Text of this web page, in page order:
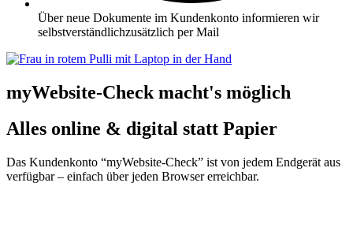
Über neue Dokumente im Kundenkonto informieren wir
selbstverständlichzusätzlich per Mail
myWebsite-Check macht's möglich
Alles online & digital statt Papier
Das Kundenkonto “myWebsite-Check” ist von jedem Endgerät aus
verfügbar – einfach über jeden Browser erreichbar.